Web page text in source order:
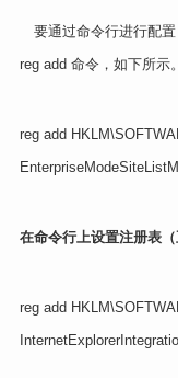
要通过命令行进行配置
reg add 命令，如下所示。
reg add
在命令行上设置注册表（
reg add